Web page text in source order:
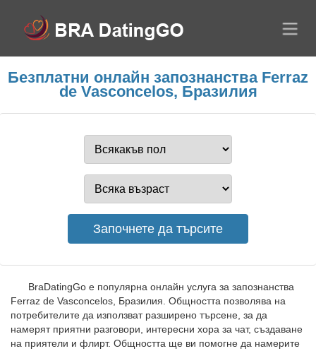
Безплатни онлайн запознанства Ferraz
de Vasconcelos, Бразилия
BraDatingGo е популярна онлайн услуга за запознанства
Ferraz de Vasconcelos, Бразилия. Общността позволява на
потребителите да използват разширено търсене, за да
намерят приятни разговори, интересни хора за чат, създаване
на приятели и флирт. Общността ще ви помогне да намерите